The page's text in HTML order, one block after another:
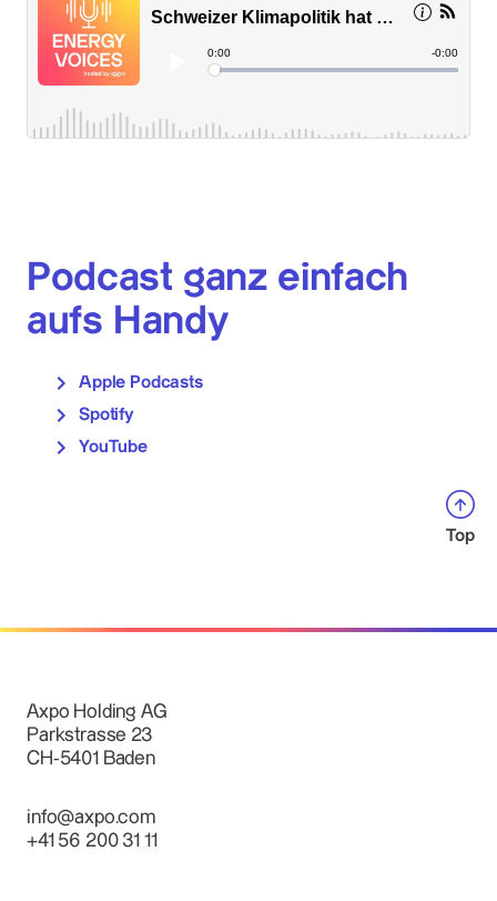
Podcast ganz einfach
aufs Handy
Apple Podcasts
Spotify
YouTube
Top
Axpo Holding AG
Parkstrasse 23
CH-5401 Baden
info@axpo.com
+41 56 200 31 11